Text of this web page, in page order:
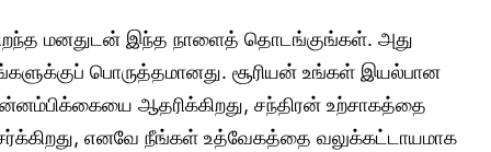
மனதுடன் இந்த நாளைத் தொடங்குங்கள். அது
பொருத்தமானது. சூரியன் உங்கள் இயல்பான
ஆதரிக்கிறது, சந்திரன் உற்சாகத்தை
எனவே நீங்கள் உத்வேகத்தை வலுக்கட்டாயமாக